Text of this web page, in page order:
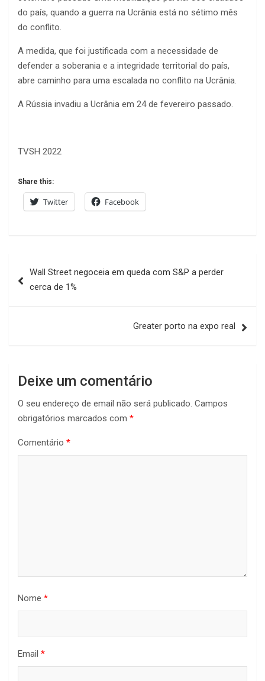
do país, quando a guerra na Ucrânia está no sétimo mês
do conflito.
A medida, que foi justificada com a necessidade de
defender a soberania e a integridade territorial do país,
abre caminho para uma escalada no conflito na Ucrânia.
A Rússia invadiu a Ucrânia em 24 de fevereiro passado.
TVSH 2022
Share this:
Twitter Facebook
de
Wall Street negoceia em queda com S&P a perder
cerca de 1%
Greater porto na expo real
Deixe um comentário
O seu endereço de email não será publicado. Campos
obrigatórios marcados com *
Comentário *
Nome *
Email *